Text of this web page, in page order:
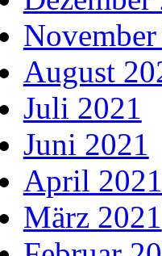
November
August
Juli 2021
Juni 2021
April 2021
März 2021